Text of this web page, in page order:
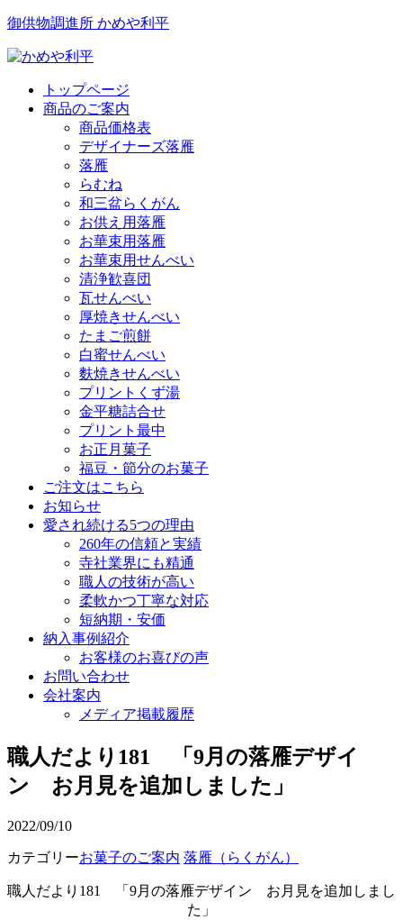
御供物調進所 かめや利平
トップページ
商品のご案内
商品価格表
デザイナーズ落雁
落雁
らむね
和三盆らくがん
お供え用落雁
お華束用落雁
お華束用せんべい
清浄歓喜団
瓦せんべい
厚焼きせんべい
たまご煎餅
白蜜せんべい
麩焼きせんべい
プリントくず湯
金平糖詰合せ
プリント最中
お正月菓子
福豆・節分のお菓子
ご注文はこちら
お知らせ
愛され続ける5つの理由
260年の信頼と実績
寺社業界にも精通
職人の技術が高い
柔軟かつ丁寧な対応
短納期・安価
納入事例紹介
お客様のお喜びの声
お問い合わせ
会社案内
メディア掲載履歴
職人だより181 「9月の落雁デザイ
ン お月見を追加しました」
2022/09/10
カテゴリーお菓子のご案内 落雁（らくがん）
職人だより181 「9月の落雁デザイン お月見を追加しまし
た」